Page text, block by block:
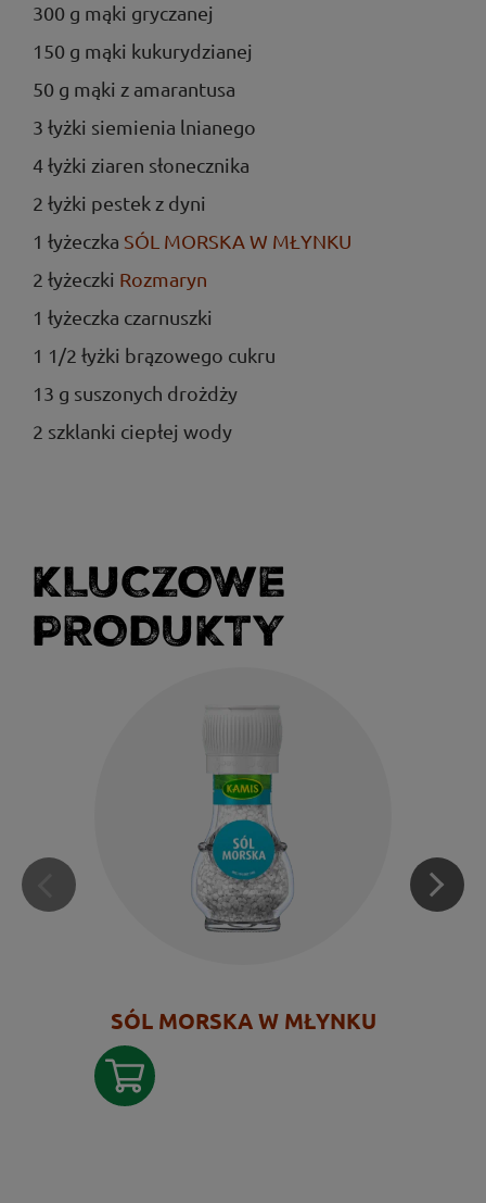
300 g mąki gryczanej
150 g mąki kukurydzianej
50 g mąki z amarantusa
3 łyżki siemienia lnianego
4 łyżki ziaren słonecznika
2 łyżki pestek z dyni
1 łyżeczka SÓL MORSKA W MŁYNKU
2 łyżeczki Rozmaryn
1 łyżeczka czarnuszki
1 1/2 łyżki brązowego cukru
13 g suszonych drożdży
2 szklanki ciepłej wody
KLUCZOWE
PRODUKTY
SÓL MORSKA W MŁYNKU